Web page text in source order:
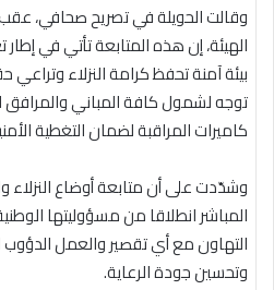
وقالت الحويلة في تصريح صحافي،
الهيئة، إن هذه المتابعة تأتي في
بيئة آمنة تحفظ كرامة النزلاء
توجه لشمول كافة المباني والمرافق
كاميرات المراقبة لضمان التغطية
وشدّدت على أن متابعة أوضاع النزلاء
المباشر انطلاقا من مسؤوليتها
التهاون مع أي تقصير والعمل
وتحسين جودة الرعاية.